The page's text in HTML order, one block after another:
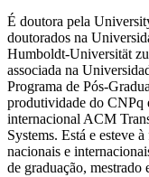
É doutora pela
doutorados na
Humboldt-Universität
associada na
Programa de Pós-
produtividade do CNPq
internacional ACM
Systems. Está e esteve
nacionais e
de graduação,